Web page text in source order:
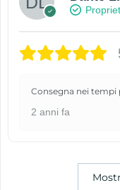
Consegna nei tempi
2 anni fa